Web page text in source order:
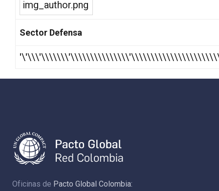
Sector Defensa
Oficinas de Pacto Global Colombia: